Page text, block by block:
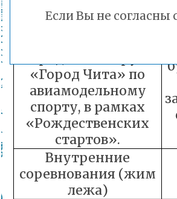
Зимние
«Город Чита» по
авиамодельному
спорту, в рамках
«Рождественских
стартов».
Внутренние
соревнования (жим
лежа)
Если Вы не